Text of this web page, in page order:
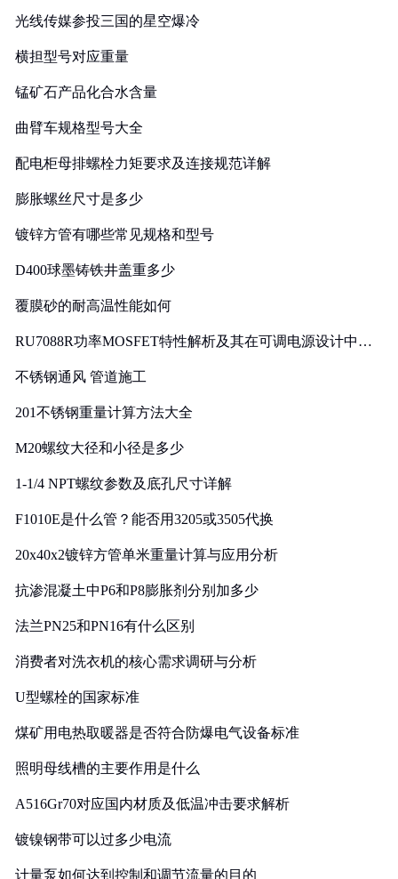
光线传媒参投三国的星空爆冷
横担型号对应重量
锰矿石产品化合水含量
曲臂车规格型号大全
配电柜母排螺栓力矩要求及连接规范详解
膨胀螺丝尺寸是多少
镀锌方管有哪些常见规格和型号
D400球墨铸铁井盖重多少
覆膜砂的耐高温性能如何
RU7088R功率MOSFET特性解析及其在可调电源设计中的
不锈钢通风 管道施工
201不锈钢重量计算方法大全
M20螺纹大径和小径是多少
1-1/4 NPT螺纹参数及底孔尺寸详解
F1010E是什么管？能否用3205或3505代换
20x40x2镀锌方管单米重量计算与应用分析
抗渗混凝土中P6和P8膨胀剂分别加多少
法兰PN25和PN16有什么区别
消费者对洗衣机的核心需求调研与分析
U型螺栓的国家标准
煤矿用电热取暖器是否符合防爆电气设备标准
照明母线槽的主要作用是什么
A516Gr70对应国内材质及低温冲击要求解析
镀镍钢带可以过多少电流
计量泵如何达到控制和调节流量的目的